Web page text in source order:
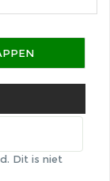
Dit is niet